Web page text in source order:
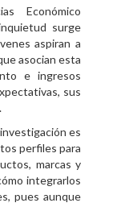
Económico
surge
aspiran a
asocian esta
e ingresos
sus
es
perfiles para
marcas y
integrarlos
pues aunque